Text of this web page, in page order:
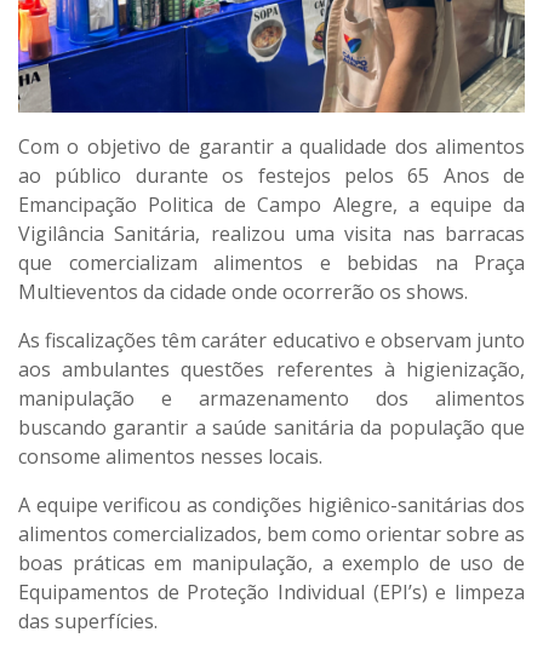
Com o objetivo de garantir a qualidade dos alimentos
ao público durante os festejos pelos 65 Anos de
Emancipação Politica de Campo Alegre, a equipe da
Vigilância Sanitária, realizou uma visita nas barracas
que comercializam alimentos e bebidas na Praça
Multieventos da cidade onde ocorrerão os shows.
As fiscalizações têm caráter educativo e observam junto
aos ambulantes questões referentes à higienização,
manipulação e armazenamento dos alimentos
buscando garantir a saúde sanitária da população que
consome alimentos nesses locais.
A equipe verificou as condições higiênico-sanitárias dos
alimentos comercializados, bem como orientar sobre as
boas práticas em manipulação, a exemplo de uso de
Equipamentos de Proteção Individual (EPI’s) e limpeza
das superfícies.